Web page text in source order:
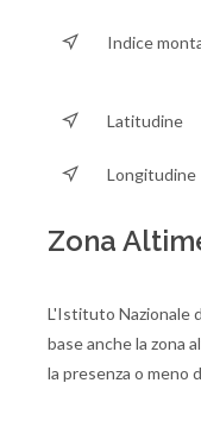
Indice
Latitudine
Longitudine
Zona
L'Istituto Nazionale
base anche la zona
la presenza o meno